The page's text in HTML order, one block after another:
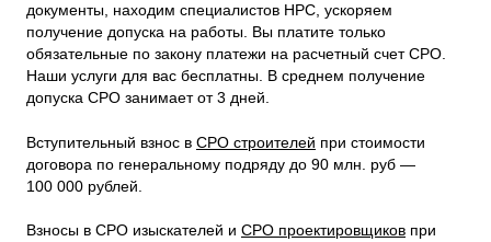
документы, находим специалистов НРС, ускоряем
получение допуска на работы. Вы платите только
обязательные по закону платежи на расчетный счет СРО.
Наши услуги для вас бесплатны. В среднем получение
допуска СРО занимает от 3 дней.
Вступительный взнос в СРО строителей при стоимости
договора по генеральному подряду до 90 млн. руб —
100 000 рублей.
Взносы в СРО изыскателей и СРО проектировщиков при